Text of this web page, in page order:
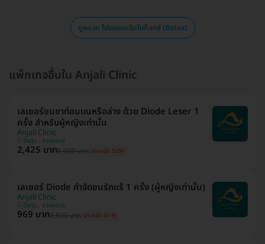
ดูหมวด โปรแกรมฉีดโบท็อกซ์ (Botox)
แพ็กเกจอื่นใน Anjali Clinic
เลเซอร์ขนขาท่อนบนหรือล่าง ด้วย Diode Leser 1
ครั้ง สำหรับผู้หญิงเท่านั้น
Anjali Clinic
บึงกุ่ม , สวนหลวง
2,425 บาท5,000 บาท ประหยัด 52%
เลเซอร์ Diode กำจัดขนรักแร้ 1 ครั้ง (ผู้หญิงเท่านั้น)
Anjali Clinic
บึงกุ่ม , สวนหลวง
969 บาท2,500 บาท ประหยัด 61%